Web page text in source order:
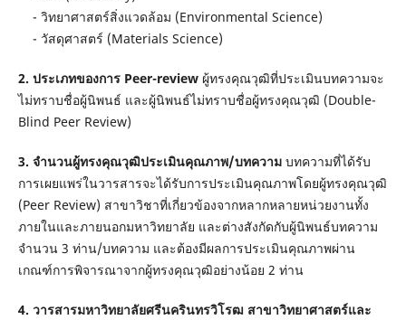
- วิทยาศาสตร์สิ่งแวดล้อม (Environmental Science)
- วัสดุศาสตร์ (Materials Science)
2. ประเภทของการ Peer-review ผู้ทรงคุณวุฒิที่ประเมินบทความจะ
ไม่ทราบชื่อผู้นิพนธ์ และผู้นิพนธ์ไม่ทราบชื่อผู้ทรงคุณวุฒิ (Double-
Blind Peer Review)
3. จำนวนผู้ทรงคุณวุฒิประเมินคุณภาพ/บทความ บทความที่ได้รับ
การเผยแพร่ในวารสารจะได้รับการประเมินคุณภาพโดยผู้ทรงคุณวุฒิ
(Peer Review) สาขาวิชาที่เกี่ยวข้องจากหลากหลายหน่วยงานทั้ง
ภายในและภายนอกมหาวิทยาลัย และต่างสังกัดกับผู้นิพนธ์บทความ
จำนวน 3 ท่าน/บทความ และต้องมีผลการประเมินคุณภาพผ่าน
เกณฑ์การพิจารณาจากผู้ทรงคุณวุฒิอย่างน้อย 2 ท่าน
4. วารสารมหาวิทยาลัยศรีนครินทรวิโรฒ สาขาวิทยาศาสตร์และ